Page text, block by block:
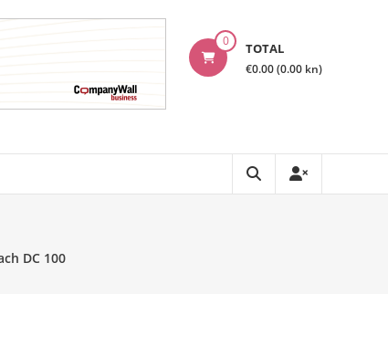
0 TOTAL
€0.00 (0.00 kn)
DC 100